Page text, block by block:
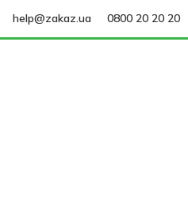
help@zakaz.ua 0800 20 20 20